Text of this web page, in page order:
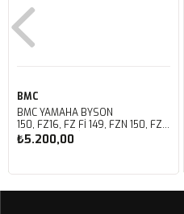
BMC
BMC YAMAHA BYSON
150, FZ16, FZ FI 149, FZN 150, FZS
FI V3 KUTU İÇİ PERFORMANS
HAVA FİLTRESİ FM01147
₺5.200,00